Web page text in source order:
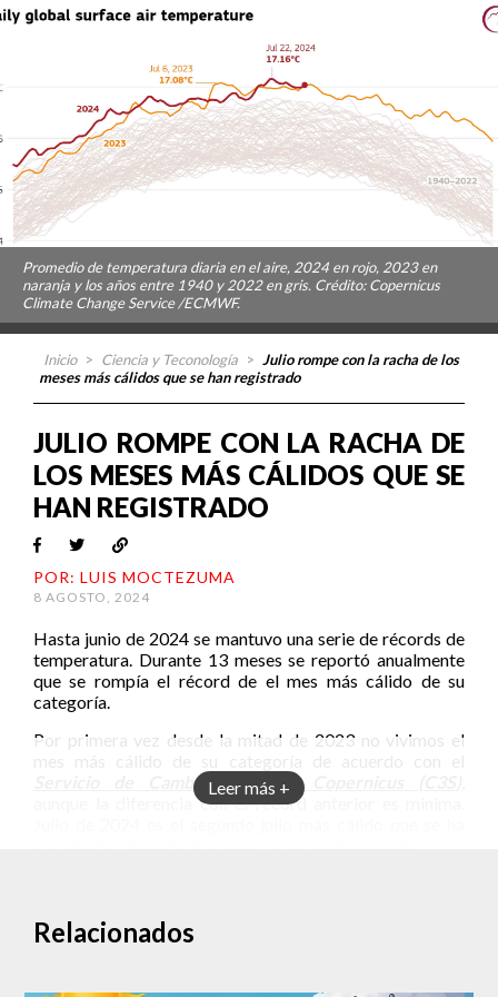
Promedio de temperatura diaria en el aire, 2024 en rojo, 2023 en
naranja y los años entre 1940 y 2022 en gris. Crédito: Copernicus
Climate Change Service /ECMWF.
Inicio > Ciencia y Teconología > Julio rompe con la racha de los
meses más cálidos que se han registrado
Leer más +
JULIO ROMPE CON LA RACHA DE
LOS MESES MÁS CÁLIDOS QUE SE
HAN REGISTRADO
POR: LUIS MOCTEZUMA
8 AGOSTO, 2024
Hasta junio de 2024 se mantuvo una serie de récords de
temperatura. Durante 13 meses se reportó anualmente
que se rompía el récord de el mes más cálido de su
categoría.
Por primera vez desde la mitad de 2023 no vivimos el
Servicio de Cambio Climático Copernicus (C3S)
aunque la diferencia con el récord anterior es mínima.
tendencia
Relacionados